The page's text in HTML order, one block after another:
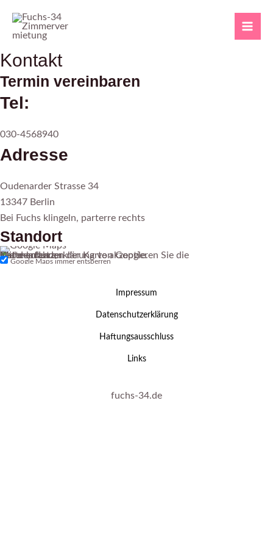
Inhalt
springen
Kontakt
Termin vereinbaren
Tel:
030-4568940
Adresse
Oudenarder Strasse 34
13347 Berlin
Bei Fuchs klingeln, parterre rechts
Standort
Mit dem Laden der Karte akzeptieren Sie die Datenschutzerklärung von Google.
Mehr erfahren
Karte laden
Google Maps immer entsperren
Impressum
Datenschutzerklärung
Haftungsausschluss
Links
fuchs-34.de